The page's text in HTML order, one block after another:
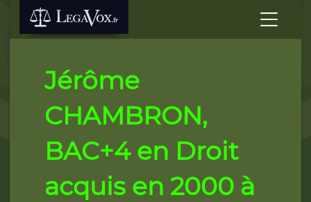
Jérôme
CHAMBRON,
BAC+4 en Droit
acquis en 2000 à